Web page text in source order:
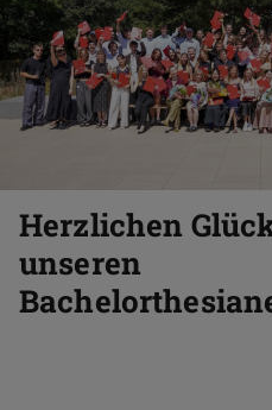
Herzlichen
unseren
Zurück